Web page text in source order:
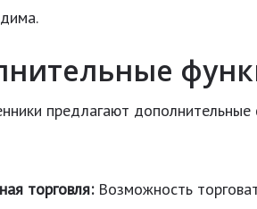
предлагают
торговля:Возможность